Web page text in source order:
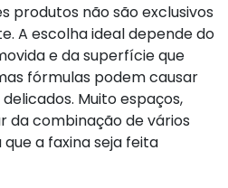
produtos não são exclusivos
A escolha ideal depende do
e da superfície que
fórmulas podem causar
Muito espaços,
da combinação de vários
a faxina seja feita